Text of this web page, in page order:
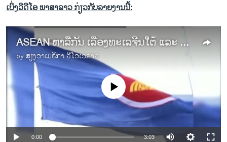
ເບິ່ງວີດີໂອ ພາສາລາວ ກ່ຽວກັບລາຍງານນີ້:
ASEAN ຫາລືກັນ ເລື້ອງທະເລຈີນໃຕ້ ແລະ ບັນຫາອື່ນໆ ຢູ່ມຽນມາ
by ສຽງອາເມຣິກາ ວີໂອເອລາວ
No media source currently available
0:00 3:03